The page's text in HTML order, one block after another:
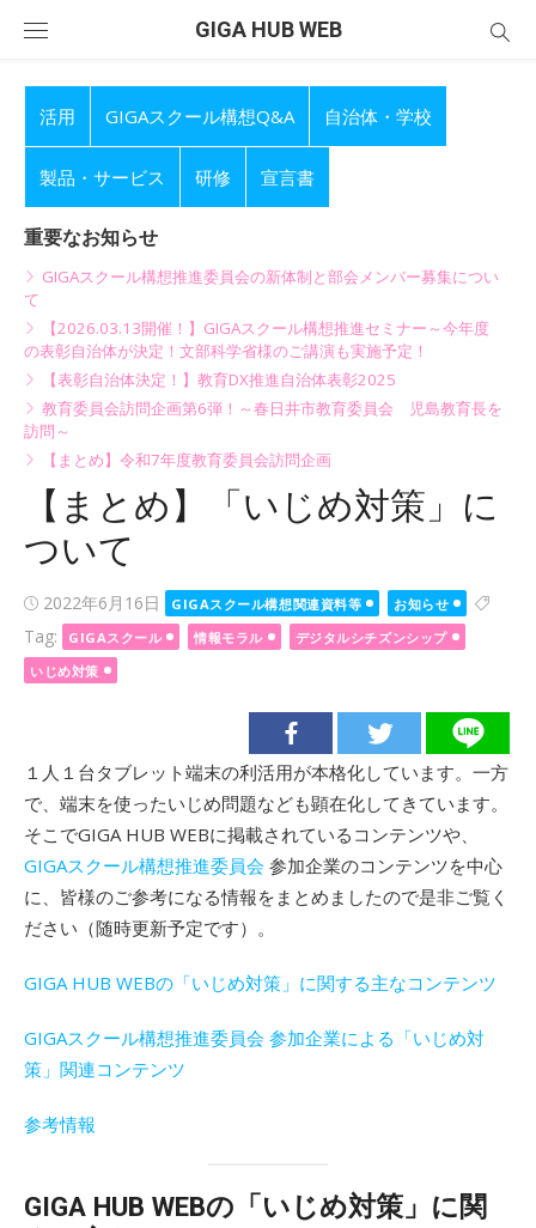
GIGA HUB WEB
活用 GIGAスクール構想Q&A 自治体・学校
製品・サービス 研修 宣言書
重要なお知らせ
GIGAスクール構想推進委員会の新体制と部会メンバー募集につい
て
【2026.03.13開催！】GIGAスクール構想推進セミナー～今年度
の表彰自治体が決定！文部科学省様のご講演も実施予定！
【表彰自治体決定！】教育DX推進自治体表彰2025
教育委員会訪問企画第6弾！～春日井市教育委員会 児島教育長を
訪問～
【まとめ】令和7年度教育委員会訪問企画
【まとめ】「いじめ対策」に
ついて
Posted
on
2022年6月16日 GIGAスクール構想関連資料等 お知らせ
Tag: GIGAスクール 情報モラル
デジタルシチズンシップ
いじめ対策
１人１台タブレット端末の利活用が本格化しています。一方
で、端末を使ったいじめ問題なども顕在化してきています。
そこでGIGA HUB WEBに掲載されているコンテンツや、
GIGAスクール構想推進委員会 参加企業のコンテンツを中心
に、皆様のご参考になる情報をまとめましたので是非ご覧く
ださい（随時更新予定です）。
GIGA HUB WEBの「いじめ対策」に関する主なコンテンツ
GIGAスクール構想推進委員会 参加企業による「いじめ対
策」関連コンテンツ
参考情報
GIGA HUB WEBの「いじめ対策」に関